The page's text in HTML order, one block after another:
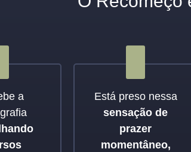
a
Está preso nessa
sensação de
prazer
momentâneo,